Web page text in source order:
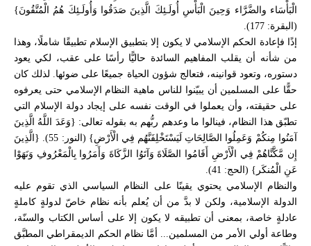
الْبَأْسَاء والضَّرَّاء وَحِينَ الْبَأْسِ أُولَـئِكَ الَّذِينَ صَدَقُوا وَأُولَـئِكَ هُمُ الْمُتَّقُونَ}
(البقرة: 177).
إذًا فإعادة الحكم الإسلامي لا يكون إلا بتطبيق الإسلام تطبيقًا شاملًا، وهذا
من شأنه أن يقلب المفاهيم السائدة حاليًّا رأسًا على عقب، لكي يعود
دستوره، وتعود قوانينه، فتعالج شؤون الحياة جميعًا على ضوئها. لذلك كان
حقًّا على المسلمين أن يبيّنوا للناس ماهية النظام الإسلامي حتى يعرفوه
على حقيقته، وأن يعملوا في الوقت نفسه على إيجاد دولة الإسلام التي
تطبّق هذا النظام، فينالوا ما وعدهم ربُّهم به بقوله تعالى: {وَعَدَ اللَّهُ الَّذِينَ
آمَنُوا مِنكُمْ وَعَمِلُوا الصَّالِحَاتِ لَيَسْتَخْلِفَنَّهُم فِي الْأَرْضِ} (النور: 55). {الَّذِينَ
إِن مَّكَّنَّاهُمْ فِي الْأَرْضِ أَقَامُوا الصَّلَاةَ وَآتَوُا الزَّكَاةَ وَأَمَرُوا بِالْمَعْرُوفِ وَنَهَوْا
عَنِ الْمُنكَر} (الحج: 41).
والنظام الإسلامي يحتوي يقينًا على النظام السياسي الذي تقوم عليه
الدولة الإسلامية، ولكن لا بدَّ من أن يُعلم بأنه نظام خاصّ لدولةٍ كاملةٍ
عادلةٍ خاصة، بمعنى أن تطبيقه لا يكون إلا على أساس الكتاب والسنّة،
وطاعة أولي الأمر من المسلمين... أمَّا نظام الحكم الديمقراطي المطبَّق